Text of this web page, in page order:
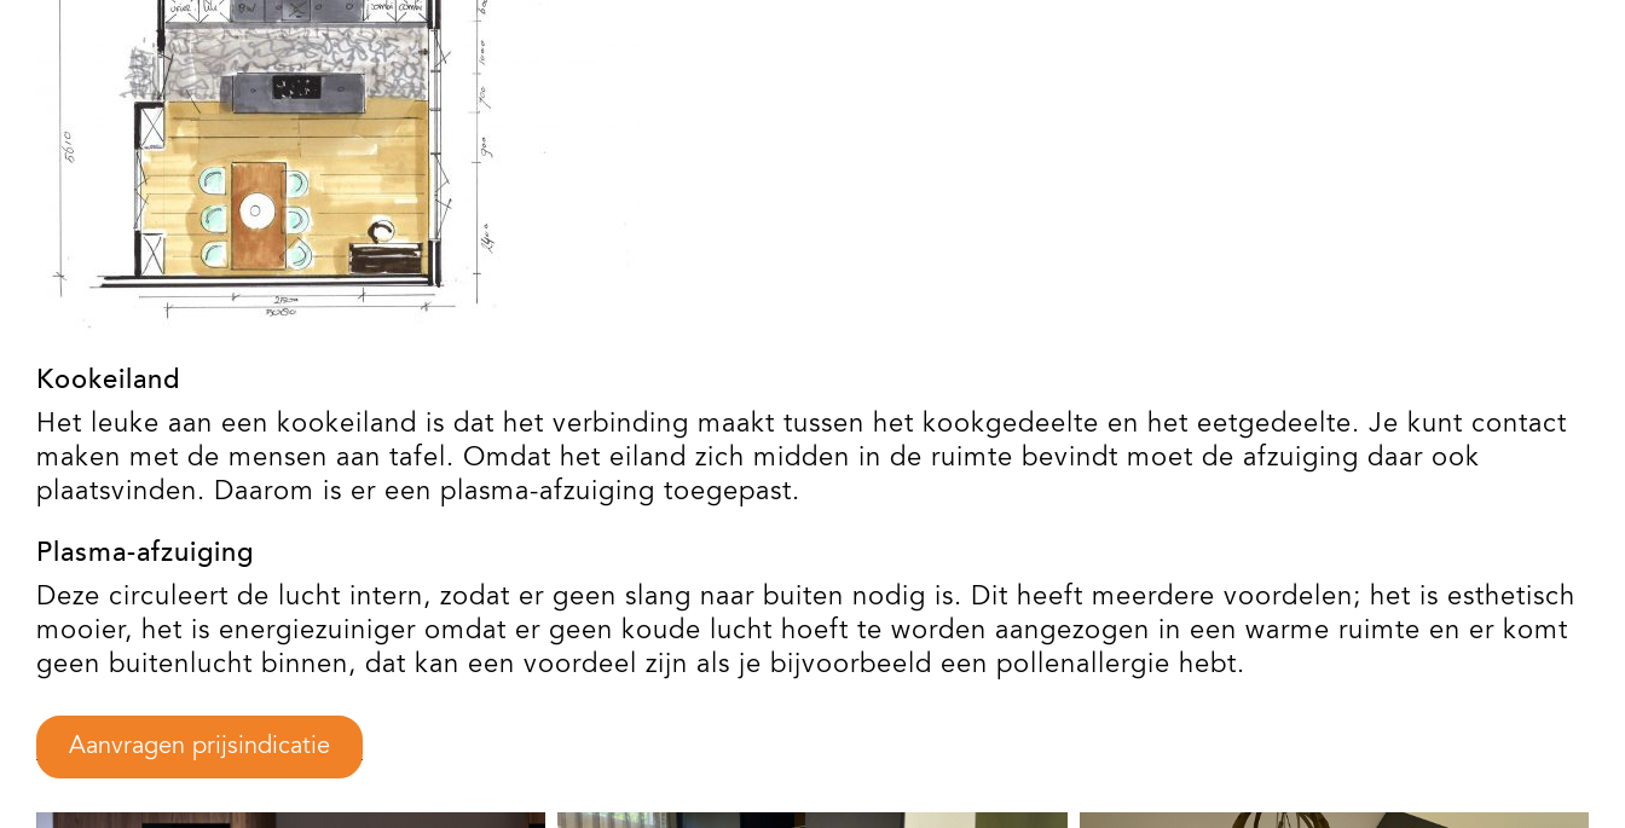
Kookeiland
Het leuke aan een kookeiland is dat het verbinding maakt tussen het kookgedeelte en het eetgedeelte. Je kunt contact
maken met de mensen aan tafel. Omdat het eiland zich midden in de ruimte bevindt moet de afzuiging daar ook
plaatsvinden. Daarom is er een plasma-afzuiging toegepast.
Plasma-afzuiging
Deze circuleert de lucht intern, zodat er geen slang naar buiten nodig is. Dit heeft meerdere voordelen; het is esthetisch
mooier, het is energiezuiniger omdat er geen koude lucht hoeft te worden aangezogen in een warme ruimte en er komt
geen buitenlucht binnen, dat kan een voordeel zijn als je bijvoorbeeld een pollenallergie hebt.
Aanvragen prijsindicatie